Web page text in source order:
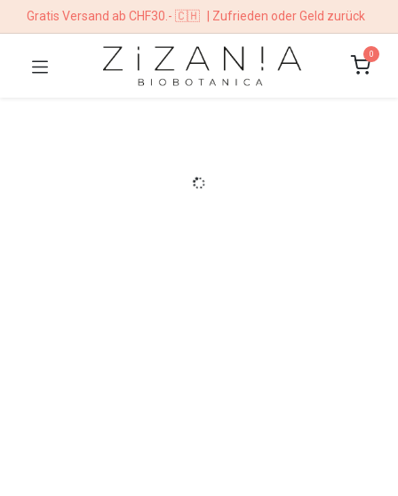
Gratis Versand ab CHF30.- 🇨🇭 | Zufrieden oder Geld zurück
0